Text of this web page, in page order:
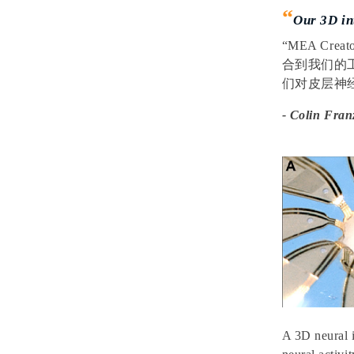
“Our 3D
“MEA
合到我们的
们对皮层神
- Colin
A 3D neural